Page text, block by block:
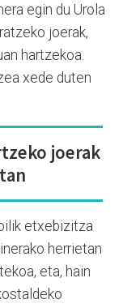
egin du Urola
joerak,
hartzekoa.
xede duten
joerak
etxebizitza
herrietan
eta, hain